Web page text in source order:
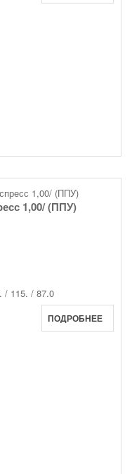
1,00/ (ППУ)
/ 115. / 87.0
ПОДРОБНЕЕ